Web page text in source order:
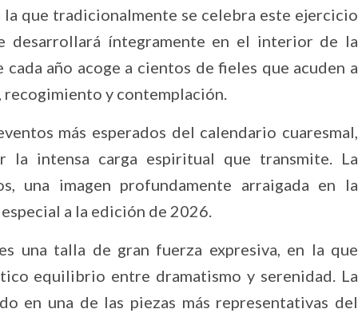
la que tradicionalmente se celebra este ejercicio
desarrollará íntegramente en el interior de la
cada año acoge a cientos de fieles que acuden a
y contemplación.
más esperados del calendario cuaresmal,
la intensa carga espiritual que transmite. La
una imagen profundamente arraigada en la
a la edición de 2026.
una talla de gran fuerza expresiva, en la que
equilibrio entre dramatismo y serenidad. La
en una de las piezas más representativas del